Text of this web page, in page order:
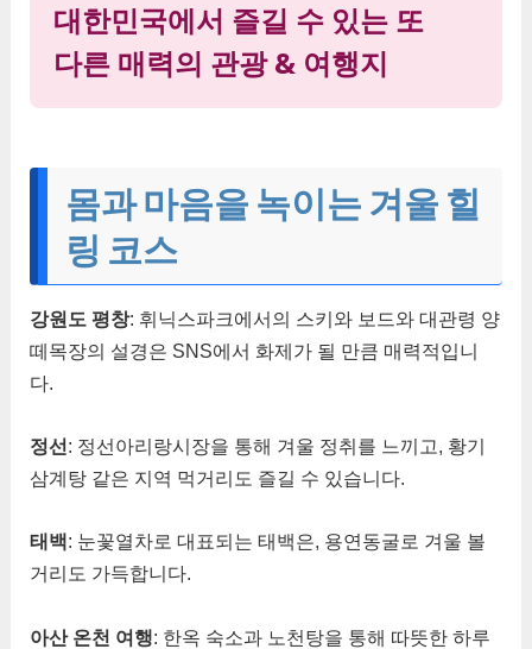
대한민국에서 즐길 수 있는 또
다른 매력의 관광 & 여행지
몸과 마음을 녹이는 겨울 힐
링 코스
강원도 평창: 휘닉스파크에서의 스키와 보드와 대관령 양
떼목장의 설경은 SNS에서 화제가 될 만큼 매력적입니
다.
정선: 정선아리랑시장을 통해 겨울 정취를 느끼고, 황기
삼계탕 같은 지역 먹거리도 즐길 수 있습니다.
태백: 눈꽃열차로 대표되는 태백은, 용연동굴로 겨울 볼
거리도 가득합니다.
아산 온천 여행: 한옥 숙소과 노천탕을 통해 따뜻한 하루